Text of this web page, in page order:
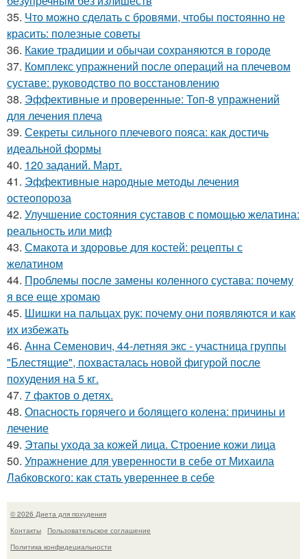
35. Что можно сделать с бровями, чтобы постоянно не
красить: полезные советы
36. Какие традиции и обычаи сохраняются в городе
37. Комплекс упражнений после операций на плечевом
суставе: руководство по восстановлению
38. Эффективные и проверенные: Топ-8 упражнений
для лечения плеча
39. Секреты сильного плечевого пояса: как достичь
идеальной формы
40. 120 заданий. Март.
41. Эффективные народные методы лечения
остеопороза
42. Улучшение состояния суставов с помощью желатина:
реальность или миф
43. Смакота и здоровье для костей: рецепты с
желатином
44. Проблемы после замены коленного сустава: почему
я все еще хромаю
45. Шишки на пальцах рук: почему они появляются и как
их избежать
46. Анна Семенович, 44-летняя экс - участница группы
"Блестящие", похвасталась новой фигурой после
похудения на 5 кг.
47. 7 фактов о детях.
48. Опасность горячего и болящего колена: причины и
лечение
49. Этапы ухода за кожей лица. Строение кожи лица
50. Упражнение для уверенности в себе от Михаила
Лабковского: как стать увереннее в себе
© 2026 Диета для похудения
Контакты
Пользовательское соглашение
Политика конфидециальности